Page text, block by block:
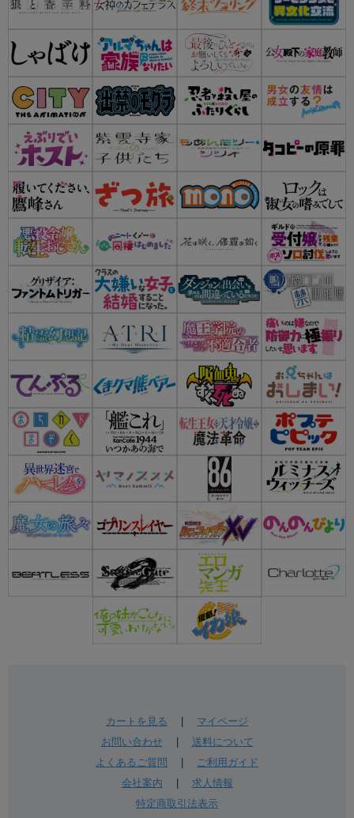
カートを見る
マイページ
お問い合わせ| 送料について
よくあるご質問
ご利用ガイド
会社案内
求人情報
特定商取引法表示